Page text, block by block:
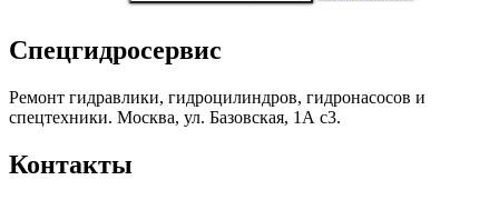
Спецгидросервис
Ремонт гидравлики, гидроцилиндров, гидронасосов и
спецтехники. Москва, ул. Базовская, 1А с3.
Контакты